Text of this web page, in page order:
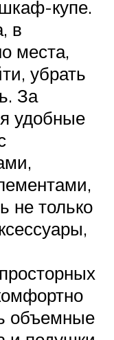
купе.
в
места,
убрать
За
удобные
не только
объемные